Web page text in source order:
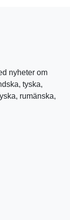
nyheter om
tyska,
rumänska,